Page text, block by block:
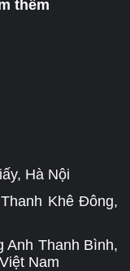
thêm
Hà Nội
Khê Đông,
Anh Thanh Bình,
Nam